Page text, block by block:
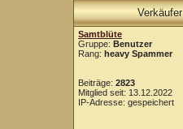
Verkäufer
Samtblüte
Gruppe: Benutzer
Rang: heavy Spammer
Beiträge: 2823
Mitglied seit: 13.12.2022
IP-Adresse: gespeichert